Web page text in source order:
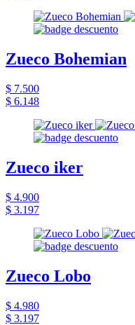
Zueco Bohemian
$ 7.500
$ 6.148
Zueco iker
$ 4.900
$ 3.197
Zueco Lobo
$ 4.980
$ 3.197